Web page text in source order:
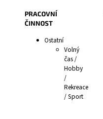
PRACOVNÍ
ČINNOST
Ostatní
Volný
čas /
Hobby
/
Rekreace
/ Sport